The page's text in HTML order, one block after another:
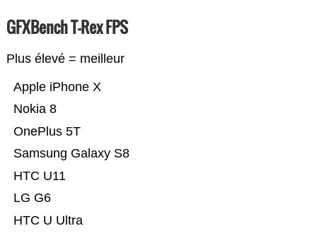
GFXBench T-Rex FPS
Plus élevé = meilleur
HTC U Ultra
LG G6
HTC U11
Samsung Galaxy S8
OnePlus 5T
Nokia 8
Apple iPhone X